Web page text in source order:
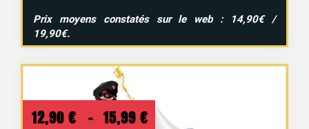
Prix moyens constatés sur le web : 14,90€ /
19,90€.
12,90 € – 15,99 € Plage